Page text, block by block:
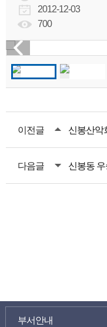
2012-12-03
700
이전글 신봉산악
다음글 신봉동 우
부서안내